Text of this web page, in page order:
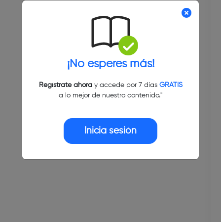
¡No esperes más!
Regístrate ahoray accede por 7 días GRATIS
a lo mejor de nuestro contenido."
Inicia sesión